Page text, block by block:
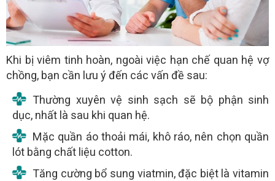
Khi bị viêm tinh hoàn, ngoài việc hạn chế quan hệ vợ
chồng, bạn cần lưu ý đến các vấn đề sau:
Thường xuyên vệ sinh sạch sẽ bộ phận sinh
dục, nhất là sau khi quan hệ.
Mặc quần áo thoải mái, khô ráo, nên chọn quần
lót bằng chất liệu cotton.
Tăng cường bổ sung viatmin, đặc biệt là vitamin